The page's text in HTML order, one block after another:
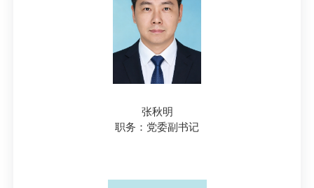
张秋明
职务：党委副书记